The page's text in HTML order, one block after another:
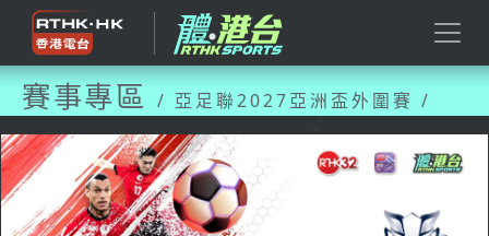
賽事專區 / 亞足聯2027亞洲盃外圍賽 /